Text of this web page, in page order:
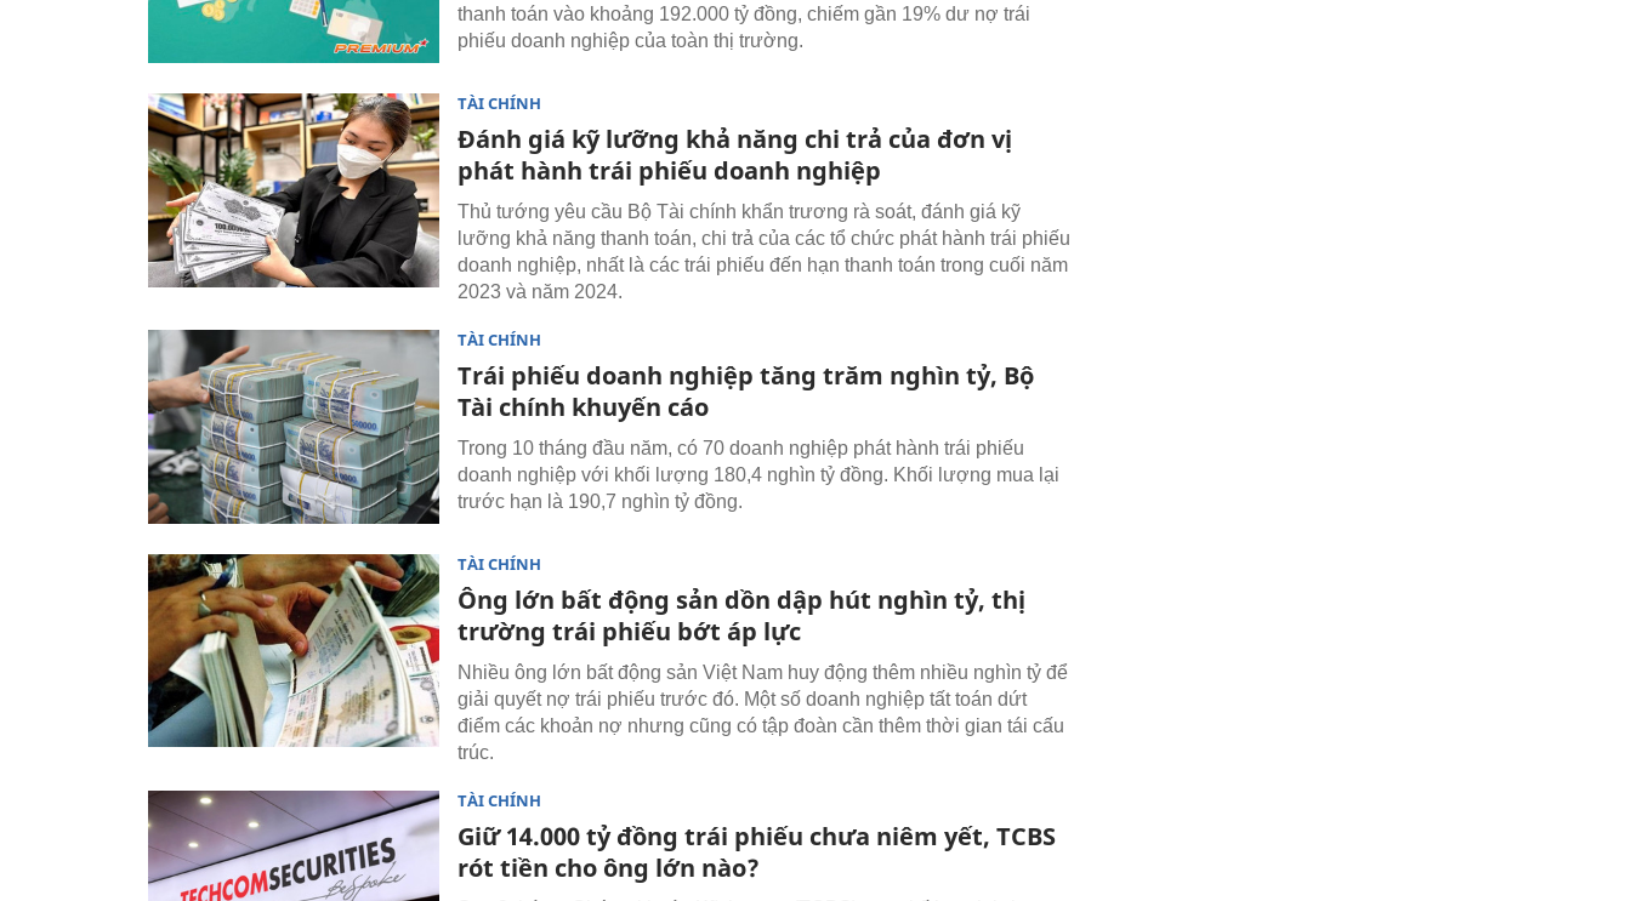
thanh toán vào khoảng 192.000 tỷ đồng, chiếm gần 19% dư nợ trái
phiếu doanh nghiệp của toàn thị trường.
TÀI CHÍNH
Đánh giá kỹ lưỡng khả năng chi trả của đơn vị
phát hành trái phiếu doanh nghiệp
Thủ tướng yêu cầu Bộ Tài chính khẩn trương rà soát, đánh giá kỹ
lưỡng khả năng thanh toán, chi trả của các tổ chức phát hành trái phiếu
doanh nghiệp, nhất là các trái phiếu đến hạn thanh toán trong cuối năm
2023 và năm 2024.
TÀI CHÍNH
Trái phiếu doanh nghiệp tăng trăm nghìn tỷ, Bộ
Tài chính khuyến cáo
Trong 10 tháng đầu năm, có 70 doanh nghiệp phát hành trái phiếu
doanh nghiệp với khối lượng 180,4 nghìn tỷ đồng. Khối lượng mua lại
trước hạn là 190,7 nghìn tỷ đồng.
TÀI CHÍNH
Ông lớn bất động sản dồn dập hút nghìn tỷ, thị
trường trái phiếu bớt áp lực
Nhiều ông lớn bất động sản Việt Nam huy động thêm nhiều nghìn tỷ để
giải quyết nợ trái phiếu trước đó. Một số doanh nghiệp tất toán dứt
điểm các khoản nợ nhưng cũng có tập đoàn cần thêm thời gian tái cấu
trúc.
TÀI CHÍNH
Giữ 14.000 tỷ đồng trái phiếu chưa niêm yết, TCBS
rót tiền cho ông lớn nào?